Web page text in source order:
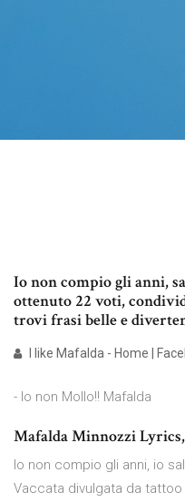
Io non compio gli anni,
ottenuto 22 voti,
trovi frasi belle e
I like Mafalda - Home |
- Io non Mollo!! Mafalda
Mafalda Minnozzi
Io non compio gli anni, io
Vaccata divulgata da